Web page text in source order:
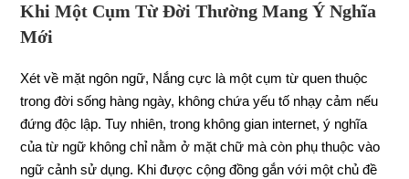
Khi Một Cụm Từ Đời Thường Mang Ý Nghĩa
Mới
Xét về mặt ngôn ngữ, Nắng cực là một cụm từ quen thuộc
trong đời sống hàng ngày, không chứa yếu tố nhạy cảm nếu
đứng độc lập. Tuy nhiên, trong không gian internet, ý nghĩa
của từ ngữ không chỉ nằm ở mặt chữ mà còn phụ thuộc vào
ngữ cảnh sử dụng. Khi được cộng đồng gắn với một chủ đề